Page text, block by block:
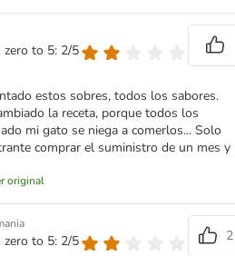
zero to 5: 2/5
estos sobres, todos los sabores.
la receta, porque todos los
mi gato se niega a comerlos... Solo
comprar el suministro de un mes y
original
zero to 5: 2/5
2